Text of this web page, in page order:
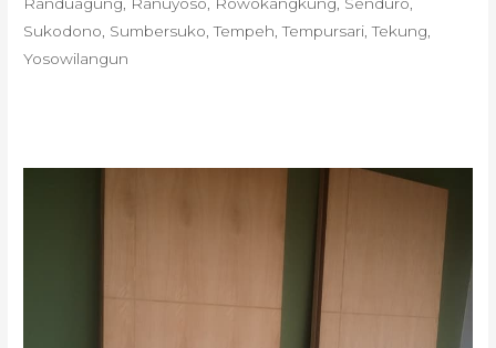
Sukodono, Sumbersuko, Tempeh, Tempursari, Tekung,
Yosowilangun